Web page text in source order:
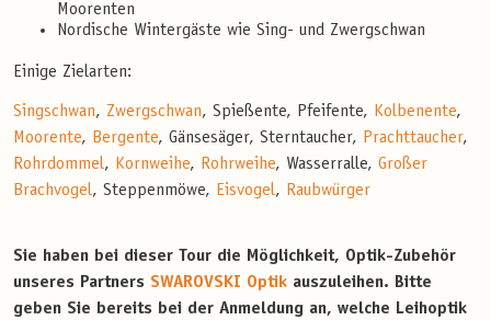
Moorenten
Nordische Wintergäste wie Sing- und Zwergschwan
Einige Zielarten:
Singschwan, Zwergschwan, Spießente, Pfeifente, Kolbenente,
Moorente, Bergente, Gänsesäger, Sterntaucher, Prachttaucher,
Rohrdommel, Kornweihe, Rohrweihe, Wasserralle, Großer
Brachvogel, Steppenmöwe, Eisvogel, Raubwürger
Sie haben bei dieser Tour die Möglichkeit, Optik-Zubehör
unseres Partners SWAROVSKI Optik auszuleihen. Bitte
geben Sie bereits bei der Anmeldung an, welche Leihoptik